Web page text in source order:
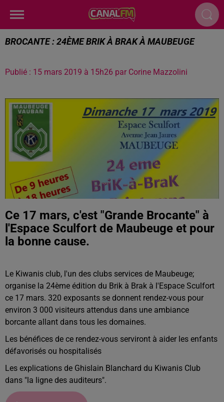
BROCANTE : 24ÈME BRIK À BRAK À MAUBEUGE
Publié : 15 mars 2019 à 15h26 par Corine Mazzolini
Ce 17 mars, c'est "Grande Brocante" à
l'Espace Sculfort de Maubeuge et pour
la bonne cause.
Le Kiwanis club, l'un des clubs services de Maubeuge;
organise la 24ème édition du Brik à Brak à l'Espace Sculfort
ce 17 mars. 320 exposants se donnent rendez-vous pour
environ 3 000 visiteurs attendus dans une ambiance
borcante allant dans tous les domaines.
Les bénéfices de ce rendez-vous serviront à aider les enfants
défavorisés ou hospitalisés
Les explications de Ghislain Blanchard du Kiwanis Club
dans "la ligne des auditeurs".